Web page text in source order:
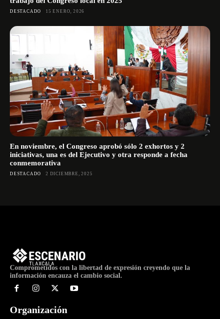
DESTACADO 15 ENERO, 2026
En noviembre, el Congreso aprobó sólo 2 exhortos y 2
iniciativas, una es del Ejecutivo y otra responde a fecha
conmemorativa
DESTACADO 2 DICIEMBRE, 2025
Comprometidos con la libertad de expresión creyendo que la
información encauza el cambio social.
Organización